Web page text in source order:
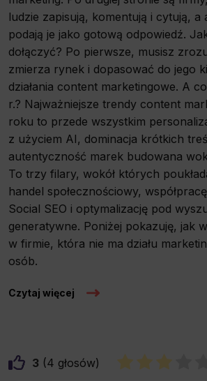
ludzie zapisują, komentują i cytują, a
podają je jako gotową odpowiedź.
dołączyć? Po pierwsze, musisz
zmierza rynek i dopasować do jego
działania content marketingowe. A
r.? Najważniejsze trendy content
roku to przede wszystkim
z użyciem AI, dominacja krótkich
autentyczność marek budowana
To trzy filary, wokół których
handel społecznościowy,
Social SEO i optymalizację pod
generatywne. Poniżej pokazuję, jak
w firmie, która nie ma działu
osób.
Czytaj więcej
3 4